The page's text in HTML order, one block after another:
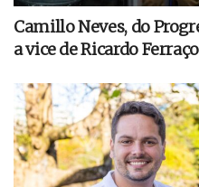
Camillo Neves, do
a vice de Ricardo Ferraço